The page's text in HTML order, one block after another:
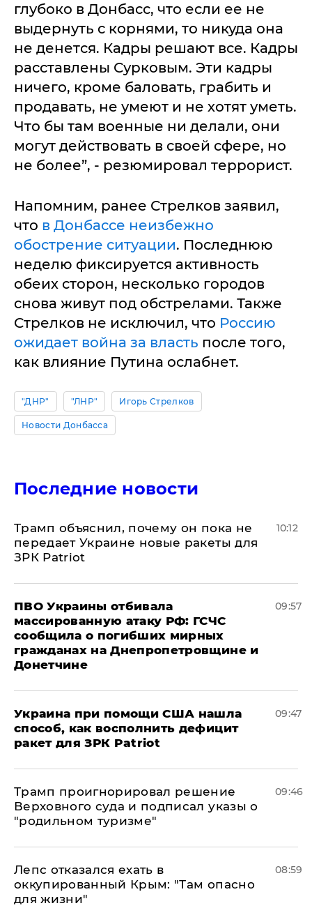
глубоко в Донбасс, что если ее не
выдернуть с корнями, то никуда она
не денется. Кадры решают все. Кадры
расставлены Сурковым. Эти кадры
ничего, кроме баловать, грабить и
продавать, не умеют и не хотят уметь.
Что бы там военные ни делали, они
могут действовать в своей сфере, но
не более”, - резюмировал террорист.
Напомним, ранее Стрелков заявил,
что в Донбассе неизбежно
обострение ситуации. Последнюю
неделю фиксируется активность
обеих сторон, несколько городов
снова живут под обстрелами. Также
Стрелков не исключил, что Россию
ожидает война за власть после того,
как влияние Путина ослабнет.
"ДНР" "ЛНР" Игорь Стрелков
Новости Донбасса
Последние новости
Трамп объяснил, почему он пока не
передает Украине новые ракеты для
ЗРК Patriot
10:12
ПВО Украины отбивала
массированную атаку РФ: ГСЧС
сообщила о погибших мирных
гражданах на Днепропетровщине и
Донетчине
09:57
Украина при помощи США нашла
способ, как восполнить дефицит
ракет для ЗРК Patriot
09:47
Трамп проигнорировал решение
Верховного суда и подписал указы о
"родильном туризме"
09:46
Лепс отказался ехать в
оккупированный Крым: "Там опасно
для жизни"
08:59